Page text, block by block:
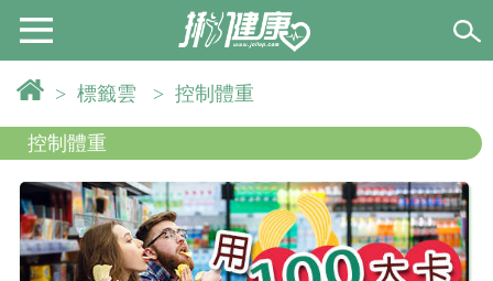
> 標籤雲 > 控制體重
控制體重